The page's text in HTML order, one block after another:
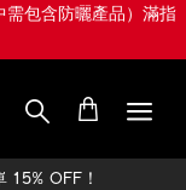
包含防曬產品）滿指
15% OFF！